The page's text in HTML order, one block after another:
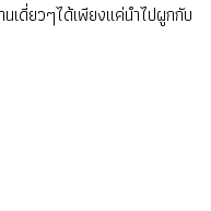
ดี่ยวๆได้เพียงเเค่นำไปผูกกับ